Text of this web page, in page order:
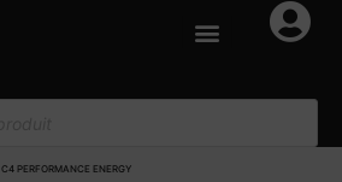
C4 PERFORMANCE ENERGY